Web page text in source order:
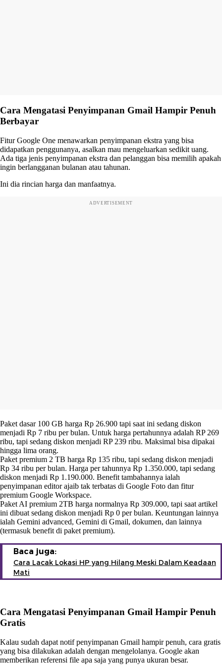
Cara Mengatasi Penyimpanan Gmail Hampir Penuh
Berbayar
Fitur Google One menawarkan penyimpanan ekstra yang bisa
didapatkan penggunanya, asalkan mau mengeluarkan sedikit uang.
Ada tiga jenis penyimpanan ekstra dan pelanggan bisa memilih apakah
ingin berlangganan bulanan atau tahunan.
Ini dia rincian harga dan manfaatnya.
ADVERTISEMENT
Paket dasar 100 GB harga Rp 26.900 tapi saat ini sedang diskon
menjadi Rp 7 ribu per bulan. Untuk harga pertahunnya adalah RP 269
ribu, tapi sedang diskon menjadi RP 239 ribu. Maksimal bisa dipakai
hingga lima orang.
Paket premium 2 TB harga Rp 135 ribu, tapi sedang diskon menjadi
Rp 34 ribu per bulan. Harga per tahunnya Rp 1.350.000, tapi sedang
diskon menjadi Rp 1.190.000. Benefit tambahannya ialah
penyimpanan editor ajaib tak terbatas di Google Foto dan fitur
premium Google Workspace.
Paket AI premium 2TB harga normalnya Rp 309.000, tapi saat artikel
ini dibuat sedang diskon menjadi Rp 0 per bulan. Keuntungan lainnya
ialah Gemini advanced, Gemini di Gmail, dokumen, dan lainnya
(termasuk benefit di paket premium).
Baca juga:
Cara Lacak Lokasi HP yang Hilang Meski Dalam Keadaan
Mati
Cara Mengatasi Penyimpanan Gmail Hampir Penuh
Gratis
Kalau sudah dapat notif penyimpanan Gmail hampir penuh, cara gratis
yang bisa dilakukan adalah dengan mengelolanya. Google akan
memberikan referensi file apa saja yang punya ukuran besar.